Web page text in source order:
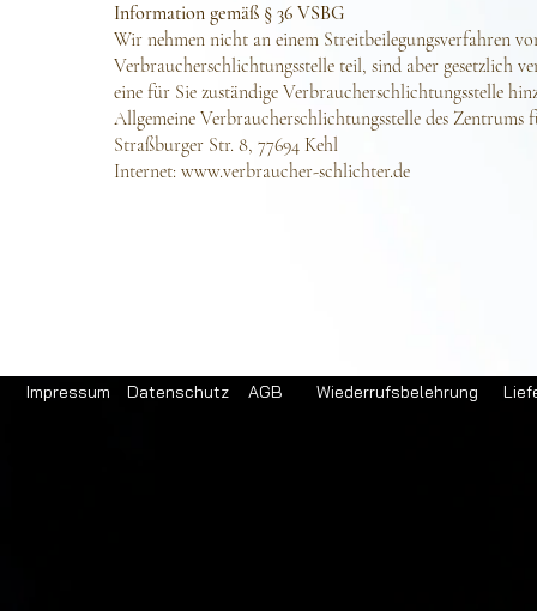
Information gemäß § 36 VSBG
Wir nehmen nicht an einem Streitbeilegungsverfahren
Verbraucherschlichtungsstelle teil, sind aber gesetzlich
eine für Sie zuständige Verbraucherschlichtungsstelle
Allgemeine Verbraucherschlichtungsstelle des Zentrums
Straßburger Str. 8, 77694 Kehl
Internet: www.verbraucher-schlichter.de
Impressum Datenschutz AGB Wiederrufsbelehrung